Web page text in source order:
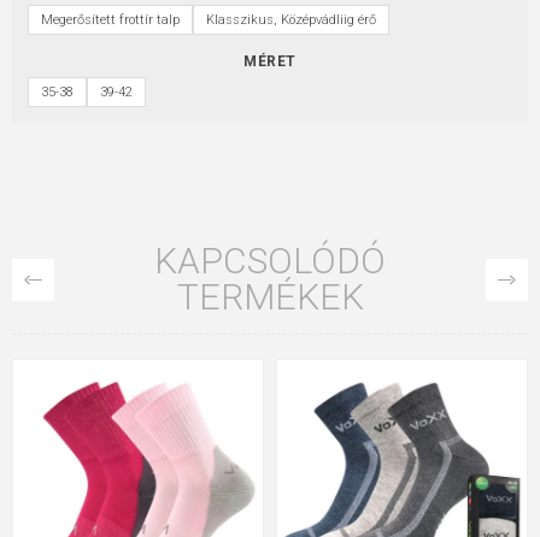
Megerősített frottír talp Klasszikus, Középvádliig érő
MÉRET
35-38 39-42
KAPCSOLÓDÓ
TERMÉKEK